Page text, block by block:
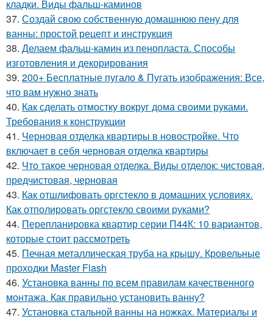
кладки. Виды фальш-каминов
37. Создай свою собственную домашнюю пену для
ванны: простой рецепт и инструкция
38. Делаем фальш-камин из пенопласта. Способы
изготовления и декорирования
39. 200+ Бесплатные пугало & Пугать изображения: Все,
что вам нужно знать
40. Как сделать отмостку вокруг дома своими руками.
Требования к конструкции
41. Черновая отделка квартиры в новостройке. Что
включает в себя черновая отделка квартиры
42. Что такое черновая отделка. Виды отделок: чистовая,
предчистовая, черновая
43. Как отшлифовать оргстекло в домашних условиях.
Как отполировать оргстекло своими руками?
44. Перепланировка квартир серии П44К: 10 вариантов,
которые стоит рассмотреть
45. Печная металлическая труба на крышу. Кровельные
проходки Master Flash
46. Установка ванны по всем правилам качественного
монтажа. Как правильно установить ванну?
47. Установка стальной ванны на ножках. Материалы и